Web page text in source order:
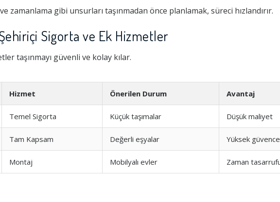
zamanlama gibi unsurları taşınmadan önce planlamak, süreci hızlandırır.
Sigorta ve Ek Hizmetler
taşınmayı güvenli ve kolay kılar.
Hizmet Önerilen Durum Avantaj
Temel Sigorta Küçük taşımalar Düşük maliyet
Tam Kapsam Değerli eşyalar Yüksek güvence
Montaj Mobilyalı evler Zaman
Firma ile İletişim 1.0
Zamanlama